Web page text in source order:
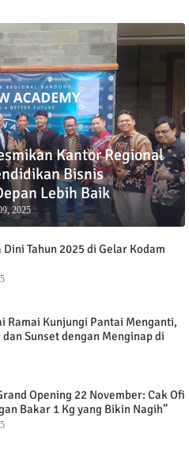
Kantor Regional
Bisnis
Lebih Baik
2025
Tahun 2025 di Gelar Kodam
Ramai Kunjungi Pantai Menganti,
Sunset dengan Menginap di
Opening 22 November: Cak Ofi
Bakar 1 Kg yang Bikin Nagih”